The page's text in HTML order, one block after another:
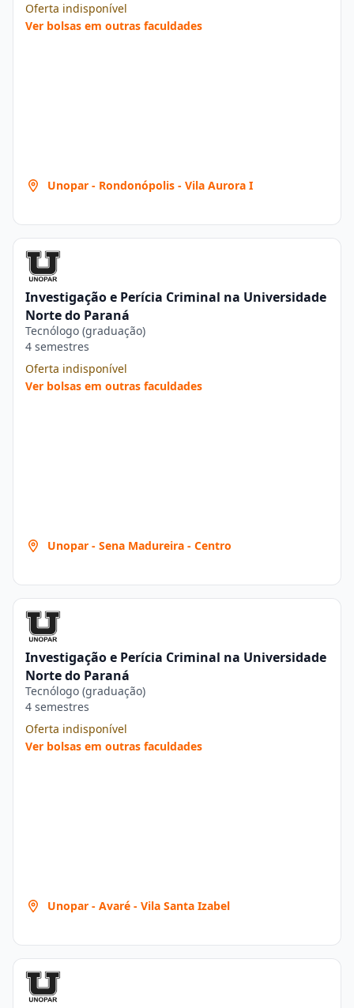
Oferta indisponível
Ver bolsas em outras faculdades
Unopar - Rondonópolis - Vila Aurora I
Investigação e Perícia Criminal na Universidade
Norte do Paraná
Tecnólogo (graduação)
4 semestres
Oferta indisponível
Ver bolsas em outras faculdades
Unopar - Sena Madureira - Centro
Investigação e Perícia Criminal na Universidade
Norte do Paraná
Tecnólogo (graduação)
4 semestres
Oferta indisponível
Ver bolsas em outras faculdades
Unopar - Avaré - Vila Santa Izabel